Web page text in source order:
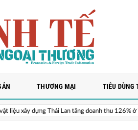
THƯƠNG MẠI TIÊU DÙNG
Thái Lan tăng doanh thu 126% ở Việt Nam